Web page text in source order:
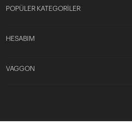
POPÜLER KATEGORİLER
HESABIM
VAGGON